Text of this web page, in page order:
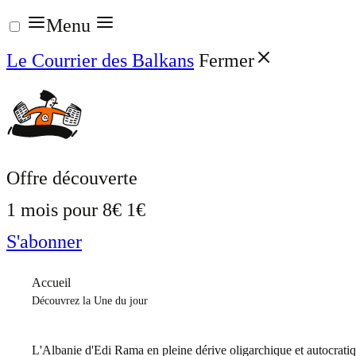
Aller
au
contenu
Menu
Le Courrier des Balkans Fermer
Offre découverte
1 mois pour 8€ 1€
S'abonner
Accueil
Découvrez la Une du jour
L'Albanie d'Edi Rama en pleine dérive oligarchique et